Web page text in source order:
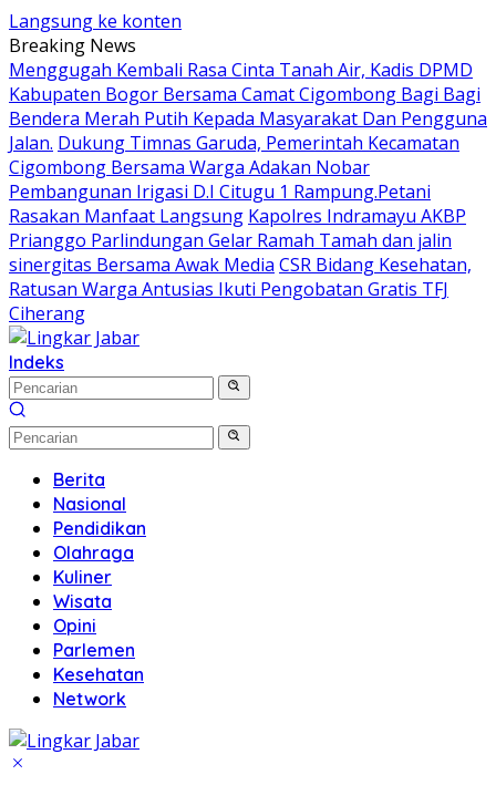
Langsung ke konten
Breaking News
Menggugah Kembali Rasa Cinta Tanah Air, Kadis DPMD
Kabupaten Bogor Bersama Camat Cigombong Bagi Bagi
Bendera Merah Putih Kepada Masyarakat Dan Pengguna
Jalan. Dukung Timnas Garuda, Pemerintah Kecamatan
Cigombong Bersama Warga Adakan Nobar
Pembangunan Irigasi D.I Citugu 1 Rampung.Petani
Rasakan Manfaat Langsung Kapolres Indramayu AKBP
Prianggo Parlindungan Gelar Ramah Tamah dan jalin
sinergitas Bersama Awak Media CSR Bidang Kesehatan,
Ratusan Warga Antusias Ikuti Pengobatan Gratis TFJ
Ciherang
Indeks
Berita
Nasional
Pendidikan
Olahraga
Kuliner
Wisata
Opini
Parlemen
Kesehatan
Network